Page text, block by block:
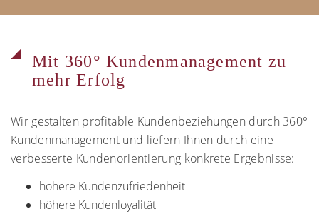
Mit 360° Kundenmanagement zu
mehr Erfolg
Wir gestalten profitable Kundenbeziehungen durch 360°
Kundenmanagement und liefern Ihnen durch eine
verbesserte Kundenorientierung konkrete Ergebnisse:
höhere Kundenzufriedenheit
höhere Kundenloyalität